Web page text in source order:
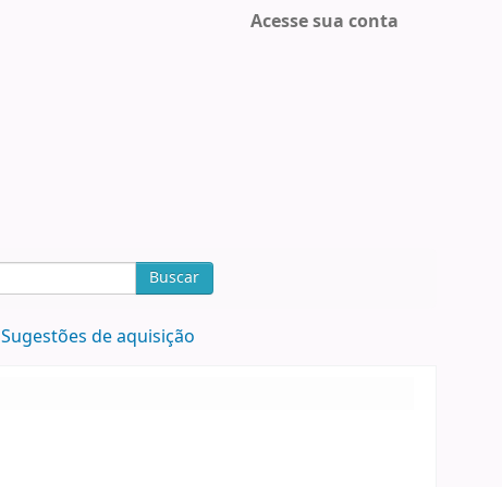
Acesse sua conta
Buscar
Sugestões de aquisição